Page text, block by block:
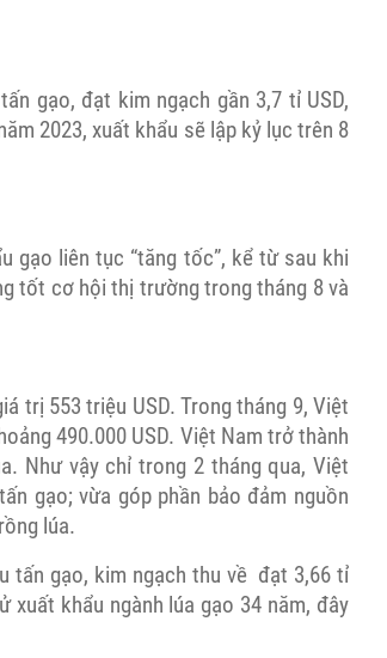
gạo, đạt kim ngạch gần 3,7 tỉ USD,
2023, xuất khẩu sẽ lập kỷ lục trên 8
gạo liên tục “tăng tốc”, kể từ sau khi
tốt cơ hội thị trường trong tháng 8 và
trị 553 triệu USD. Trong tháng 9, Việt
490.000 USD. Việt Nam trở thành
Như vậy chỉ trong 2 tháng qua, Việt
gạo; vừa góp phần bảo đảm nguồn
lúa.
tấn gạo, kim ngạch thu về đạt 3,66 tỉ
xuất khẩu ngành lúa gạo 34 năm, đây